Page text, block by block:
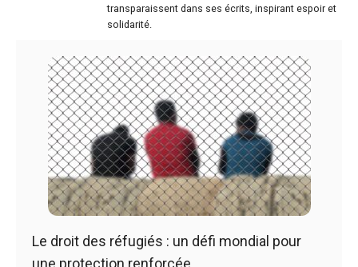
transparaissent dans ses écrits, inspirant espoir et
solidarité.
Le droit des réfugiés : un défi mondial pour
une protection renforcée